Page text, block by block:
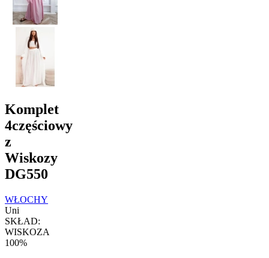
Komplet
4częściowy
z
Wiskozy
DG550
WŁOCHY
Uni
SKŁAD:
WISKOZA
100%